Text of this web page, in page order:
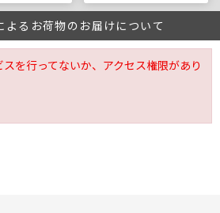
るお荷物のお届けについて
を行ってないか、アクセス権限があり